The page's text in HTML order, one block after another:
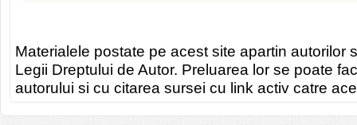
Materialele postate pe acest site apartin autorilor
Legii Dreptului de Autor. Preluarea lor se poate
autorului si cu citarea sursei cu link activ catre